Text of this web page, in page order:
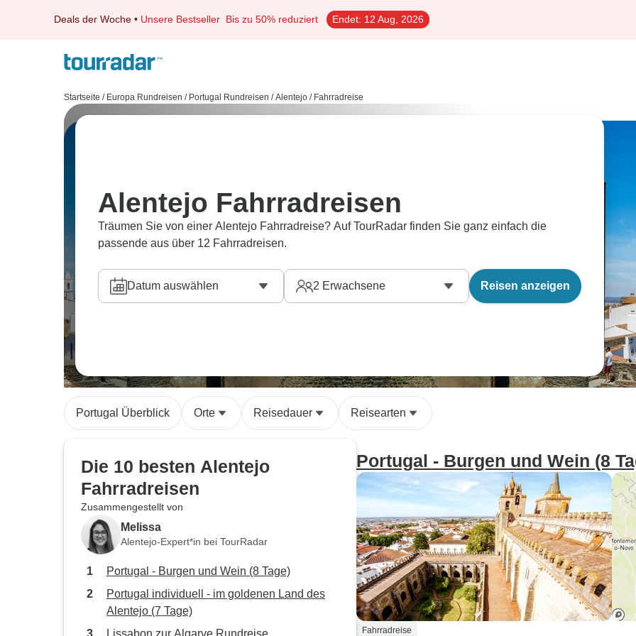
Deals der Woche • Unsere Bestseller Bis zu 50% reduziert Endet: 12 Aug, 2026
Startseite / Europa Rundreisen / Portugal Rundreisen / Alentejo / Fahrradreise
Alentejo Fahrradreisen
Träumen Sie von einer Alentejo Fahrradreise? Auf TourRadar finden Sie ganz einfach die
passende aus über 12 Fahrradreisen.
Datum auswählen 2 Erwachsene Reisen anzeigen
Portugal Überblick Orte Reisedauer Reisearten
Die 10 besten Alentejo
Fahrradreisen
Zusammengestellt von
Melissa
Alentejo-Expert*in bei TourRadar
Portugal - Burgen und Wein (8 Tage)
Portugal individuell - im goldenen Land des
Alentejo (7 Tage)
Lissabon zur Algarve Rundreise
Portugal - Burgen und Wein (8
Fahrradreise